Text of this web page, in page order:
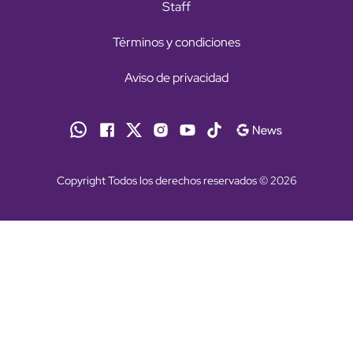
Staff
Términos y condiciones
Aviso de privacidad
Copyright Todos los derechos reservados © 2026